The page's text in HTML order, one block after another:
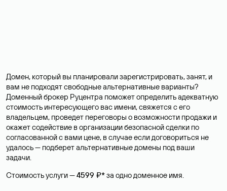
Домен, который вы планировали зарегистрировать, занят, и
вам не подходят свободные альтернативные варианты?
Доменный брокер Руцентра поможет определить адекватную
стоимость интересующего вас имени, свяжется с его
владельцем, проведет переговоры о возможности продажи и
окажет содействие в организации безопасной сделки по
согласованной с вами цене, в случае если договориться не
удалось — подберет альтернативные домены под ваши
задачи.
Стоимость услуги —4599 ₽*за одно доменное имя.